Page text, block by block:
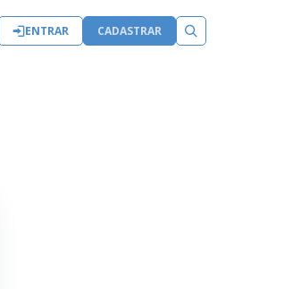
ENTRAR CADASTRAR